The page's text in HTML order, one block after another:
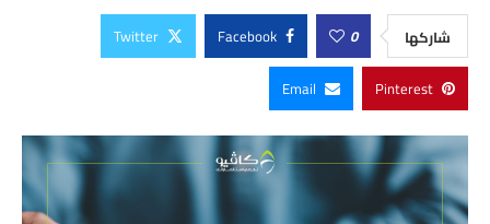
شاركها 0
Facebook
Twitter
Pinterest
Email